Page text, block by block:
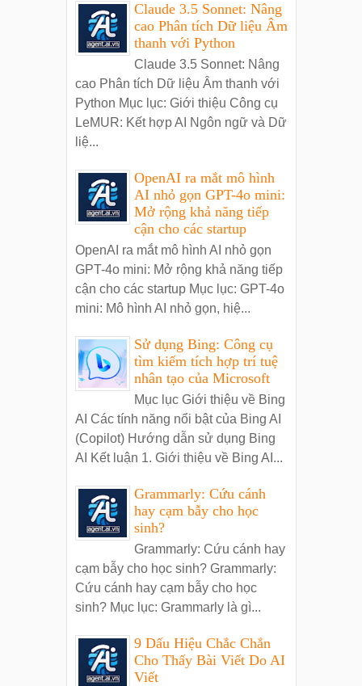
Claude 3.5 Sonnet: Nâng
cao Phân tích Dữ liệu Âm
thanh với Python
Claude 3.5 Sonnet: Nâng
cao Phân tích Dữ liệu Âm thanh với
Python Mục lục: Giới thiệu Công cụ
LeMUR: Kết hợp AI Ngôn ngữ và Dữ
liệ...
OpenAI ra mắt mô hình
AI nhỏ gọn GPT-4o mini:
Mở rộng khả năng tiếp
cận cho các startup
OpenAI ra mắt mô hình AI nhỏ gọn
GPT-4o mini: Mở rộng khả năng tiếp
cận cho các startup Mục lục: GPT-4o
mini: Mô hình AI nhỏ gọn, hiệ...
Sử dụng Bing: Công cụ
tìm kiếm tích hợp trí tuệ
nhân tạo của Microsoft
Mục lục Giới thiệu về Bing
AI Các tính năng nổi bật của Bing AI
(Copilot) Hướng dẫn sử dụng Bing
AI Kết luận 1. Giới thiệu về Bing AI...
Grammarly: Cứu cánh
hay cạm bẫy cho học
sinh?
Grammarly: Cứu cánh hay
cạm bẫy cho học sinh? Grammarly:
Cứu cánh hay cạm bẫy cho học
sinh? Mục lục: Grammarly là gì...
9 Dấu Hiệu Chắc Chắn
Cho Thấy Bài Viết Do AI
Viết